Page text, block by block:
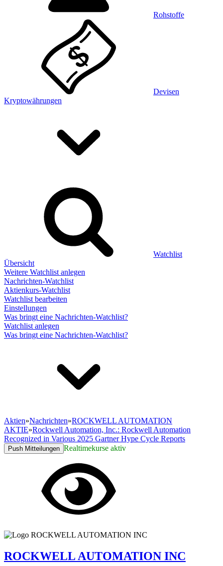
Rohstoffe
Devisen
Kryptowährungen
Watchlist
Übersicht
Weitere Watchlist anlegen
Nachrichten-Watchlist
Aktienkurs-Watchlist
Watchlist bearbeiten
Einstellungen
Was bringt eine Nachrichten-Watchlist?
Watchlist anlegen
Was bringt eine Nachrichten-Watchlist?
Aktien»Nachrichten»ROCKWELL AUTOMATION
AKTIE»Rockwell Automation, Inc.: Rockwell Automation
Recognized in Various 2025 Gartner Hype Cycle Reports
Push Mitteilungen Realtimekurse aktiv
ROCKWELL AUTOMATION INC